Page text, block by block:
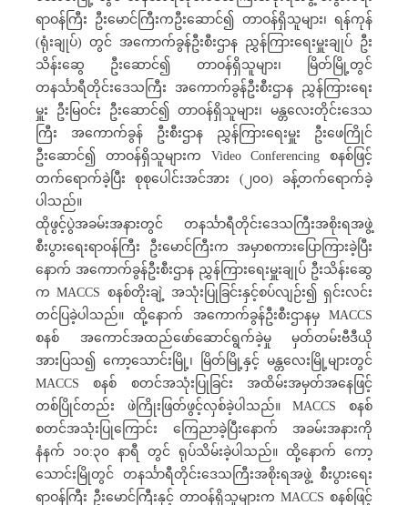
ရာဝန်ကြီး ဦးမောင်ကြီးကဦးဆောင်၍ တာဝန်ရှိသူများ၊ ရန်ကုန်
(ရုံးချုပ်) တွင် အကောက်ခွန်ဦးစီးဌာန ညွှန်ကြားရေးမှူးချုပ် ဦး
သိန်းဆွေ ဦးဆောင်၍ တာဝန်ရှိသူများ၊ မြိတ်မြို့တွင်
တနင်္သာရီတိုင်းဒေသကြီး အကောက်ခွန်ဦးစီးဌာန ညွှန်ကြားရေး
မှူး ဦးမြဝင်း ဦးဆောင်၍ တာဝန်ရှိသူများ၊ မန္တလေးတိုင်းဒေသ
ကြီး အကောက်ခွန် ဦးစီးဌာန ညွှန်ကြားရေးမှူး ဦးဖေကြိုင်
ဦးဆောင်၍ တာဝန်ရှိသူများက Video Conferencing စနစ်ဖြင့်
တက်ရောက်ခဲ့ပြီး စုစုပေါင်းအင်အား (၂၀၀) ခန့်တက်ရောက်ခဲ့
ပါသည်။
ထိုဖွင့်ပွဲအခမ်းအနားတွင် တနင်္သာရီတိုင်းဒေသကြီးအစိုးရအဖွဲ့
စီးပွားရေးရာဝန်ကြီး ဦးမောင်ကြီးက အမှာစကားပြောကြားခဲ့ပြီး
နောက် အကောက်ခွန်ဦးစီးဌာန ညွှန်ကြားရေးမှူးချုပ် ဦးသိန်းဆွေ
က MACCS စနစ်တိုးချဲ့ အသုံးပြုခြင်းနှင့်စပ်လျဉ်း၍ ရှင်းလင်း
တင်ပြခဲ့ပါသည်။ ထို့နောက် အကောက်ခွန်ဦးစီးဌာနမှ MACCS
စနစ် အကောင်အထည်ဖော်ဆောင်ရွက်ခဲ့မှု မှတ်တမ်းဗီဒီယို
အားပြသ၍ ကော့သောင်းမြို့၊ မြိတ်မြို့နှင့် မန္တလေးမြို့များတွင်
MACCS စနစ် စတင်အသုံးပြုခြင်း အထိမ်းအမှတ်အနေဖြင့်
တစ်ပြိုင်တည်း ဖဲကြိုးဖြတ်ဖွင့်လှစ်ခဲ့ပါသည်။ MACCS စနစ်
စတင်အသုံးပြုကြောင်း ကြေညာခဲ့ပြီးနောက် အခမ်းအနားကို
နံနက် ၁၀:၃၀ နာရီ တွင် ရုပ်သိမ်းခဲ့ပါသည်။ ထို့နောက် ကော့
သောင်းမြိုတွင် တနင်္သာရီတိုင်းဒေသကြီးအစိုးရအဖွဲ့ စီးပွားရေး
ရာဝန်ကြီး ဦးမောင်ကြီးနှင့် တာဝန်ရှိသူများက MACCS စနစ်ဖြင့်